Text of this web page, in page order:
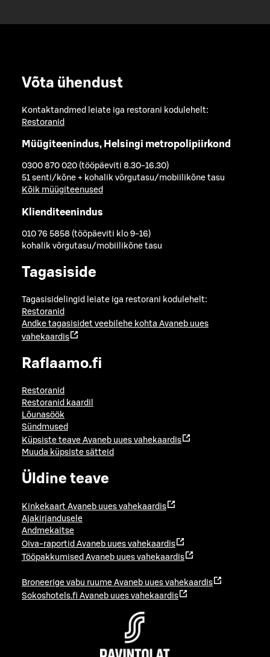
Võta ühendust
Kontaktandmed leiate iga restorani kodulehelt:
Restoranid
Müügiteenindus, Helsingi metropolipiirkond
0300 870 020 (tööpäeviti 8.30-16.30)
51 senti/kõne + kohalik võrgutasu/mobiilikõne tasu
Kõik müügiteenused
Klienditeenindus
010 76 5858 (tööpäeviti klo 9-16)
kohalik võrgutasu/mobiilikõne tasu
Tagasiside
Tagasisidelingid leiate iga restorani kodulehelt:
Restoranid
Andke tagasisidet veebilehe kohta Avaneb uues
vahekaardis
Raflaamo.fi
Restoranid
Restoranid kaardil
Lõunasöök
Sündmused
Küpsiste teave Avaneb uues vahekaardis
Muuda küpsiste sätteid
Üldine teave
Kinkekaart Avaneb uues vahekaardis
Ajakirjandusele
Andmekaitse
Oiva-raportid Avaneb uues vahekaardis
Tööpakkumised Avaneb uues vahekaardis
Broneerige vabu ruume Avaneb uues vahekaardis
Sokoshotels.fi Avaneb uues vahekaardis